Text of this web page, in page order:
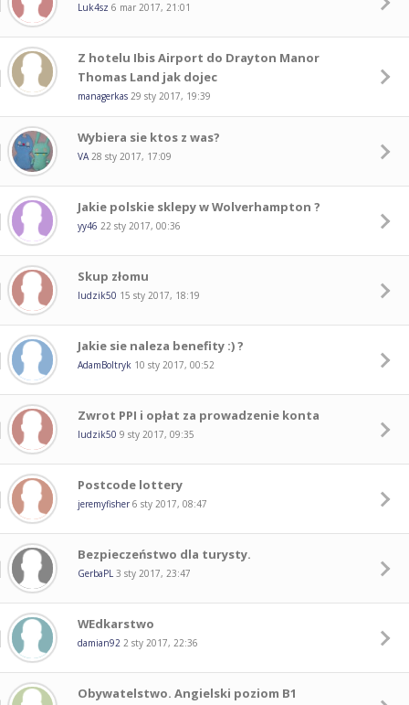
Luk4sz 6 mar 2017, 21:01
Z hotelu Ibis Airport do Drayton Manor
Thomas Land jak dojec
managerkas 29 sty 2017, 19:39
Wybiera sie ktos z was?
VA 28 sty 2017, 17:09
Jakie polskie sklepy w Wolverhampton ?
yy46 22 sty 2017, 00:36
Skup złomu
ludzik50 15 sty 2017, 18:19
Jakie sie naleza benefity :) ?
AdamBoltryk 10 sty 2017, 00:52
Zwrot PPI i opłat za prowadzenie konta
ludzik50 9 sty 2017, 09:35
Postcode lottery
jeremyfisher 6 sty 2017, 08:47
Bezpieczeństwo dla turysty.
GerbaPL 3 sty 2017, 23:47
WEdkarstwo
damian92 2 sty 2017, 22:36
Obywatelstwo. Angielski poziom B1